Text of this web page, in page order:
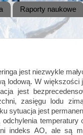
Raporty naukowe
jest niezwykle
lodową. W większości
jest
zasięgu lodu
sytuacja jest
temperatury
indeks AO, ale są